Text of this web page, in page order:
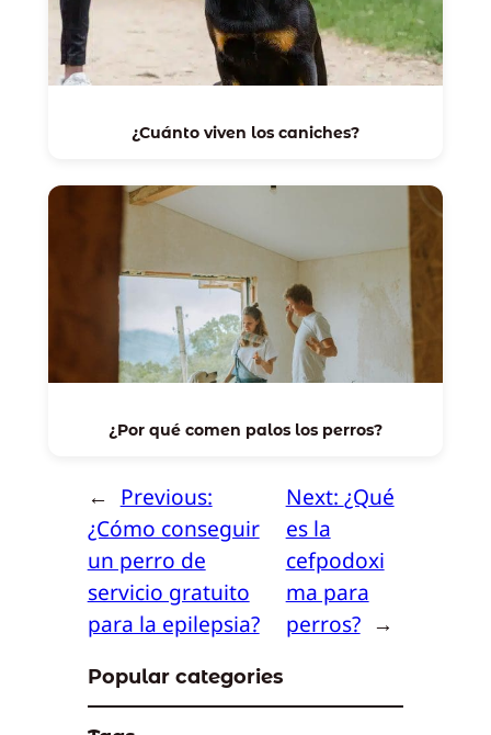
¿Cuánto viven los caniches?
¿Por qué comen palos los perros?
← Previous:
¿Cómo conseguir
un perro de
servicio gratuito
para la epilepsia?
Next: ¿Qué
es la
cefpodoxi
ma para
perros? →
Popular categories